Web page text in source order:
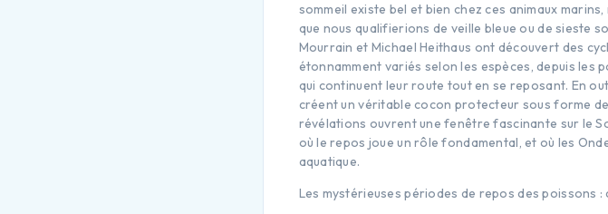
sommeil existe bel et bien chez ces animaux
que nous qualifierions de veille bleue ou de sieste
Mourrain et Michael Heithaus ont découvert des
étonnamment variés selon les espèces, depuis les
qui continuent leur route tout en se reposant. En
créent un véritable cocon protecteur sous forme
révélations ouvrent une fenêtre fascinante sur le
où le repos joue un rôle fondamental, et où les
aquatique.
Les mystérieuses périodes de repos des poissons